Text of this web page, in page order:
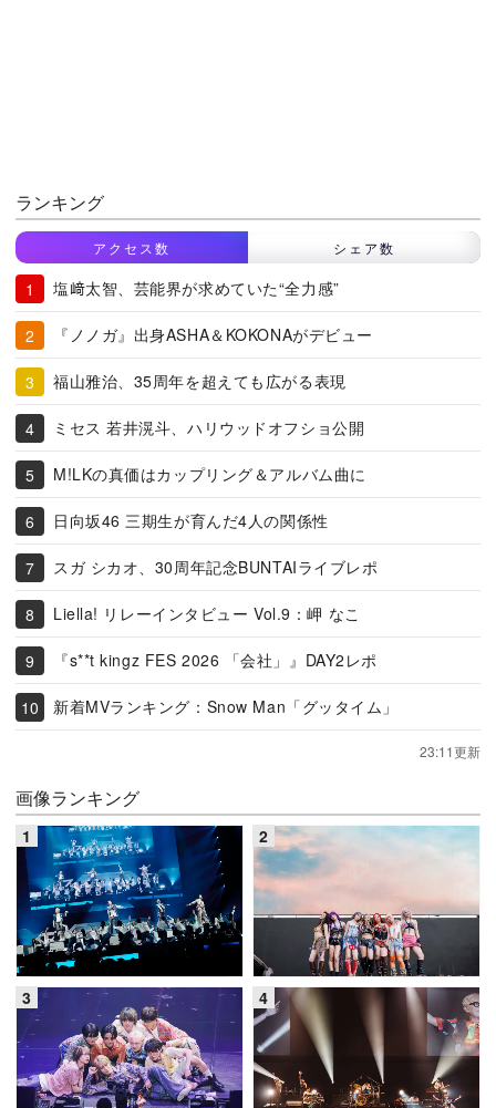
ランキング
アクセス数 シェア数
塩﨑太智、芸能界が求めていた“全力感”
『ノノガ』出身ASHA＆KOKONAがデビュー
福山雅治、35周年を超えても広がる表現
ミセス 若井滉斗、ハリウッドオフショ公開
M!LKの真価はカップリング＆アルバム曲に
日向坂46 三期生が育んだ4人の関係性
スガ シカオ、30周年記念BUNTAIライブレポ
Liella! リレーインタビュー Vol.9：岬 なこ
『s**t kingz FES 2026 「会社」』DAY2レポ
新着MVランキング：Snow Man「グッタイム」
23:11更新
画像ランキング